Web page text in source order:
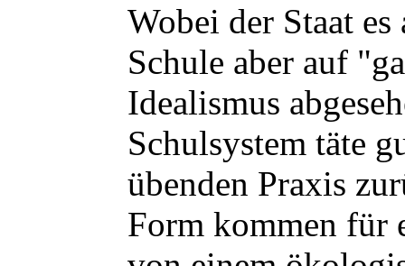
Wobei der Staat
Schule aber auf
Idealismus
Schulsystem täte
übenden Praxis
Form kommen für